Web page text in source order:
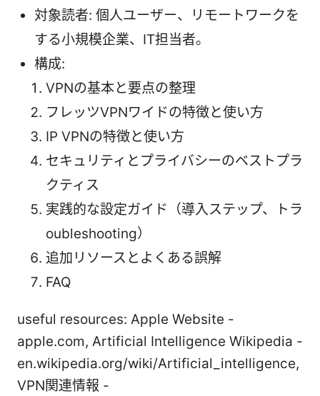
対象読者: 個人ユーザー、リモートワークを
する小規模企業、IT担当者。
構成:
VPNの基本と要点の整理
フレッツVPNワイドの特徴と使い方
IP VPNの特徴と使い方
セキュリティとプライバシーのベストプラ
クティス
実践的な設定ガイド（導入ステップ、トラ
oubleshooting）
追加リソースとよくある誤解
FAQ
useful resources: Apple Website -
apple.com, Artificial Intelligence Wikipedia -
en.wikipedia.org/wiki/Artificial_intelligence,
VPN関連情報 -